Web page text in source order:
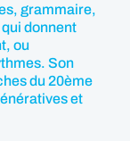
grammaire,
qui donnent
ou
Son
du 20ème
et